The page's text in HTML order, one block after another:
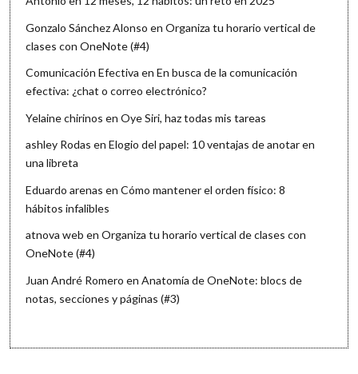
Gonzalo Sánchez Alonso enOrganiza tu horario vertical de
clases con OneNote (#4)
Comunicación Efectiva enEn busca de la comunicación
efectiva: ¿chat o correo electrónico?
Yelaine chirinos enOye Siri, haz todas mis tareas
ashley Rodas enElogio del papel: 10 ventajas de anotar en
una libreta
Eduardo arenas enCómo mantener el orden físico: 8
hábitos infalibles
atnova web enOrganiza tu horario vertical de clases con
OneNote (#4)
Juan André Romero enAnatomía de OneNote: blocs de
notas, secciones y páginas (#3)